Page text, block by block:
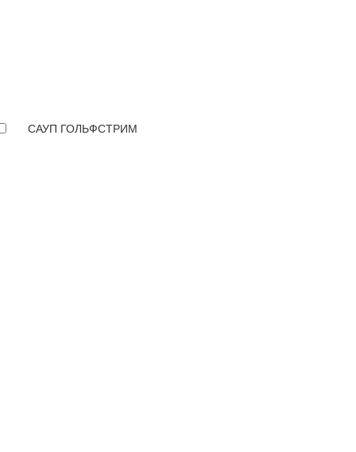
САУП ГОЛЬФСТРИМ